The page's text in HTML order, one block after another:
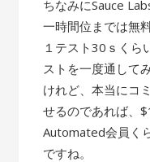
ちなみにSauce
一時間位までは無
１テスト30ｓくら
ストを一度通して
けれど、本当にコ
せるのであれば、
Automated会員く
ですね。